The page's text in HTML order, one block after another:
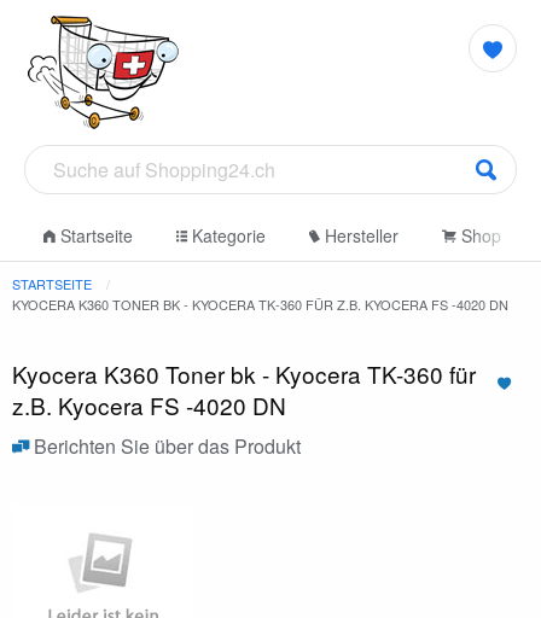
Startseite Kategorie Hersteller Shop
STARTSEITE
KYOCERA K360 TONER BK - KYOCERA TK-360 FÜR Z.B. KYOCERA FS -4020 DN
Kyocera K360 Toner bk - Kyocera TK-360 für
z.B. Kyocera FS -4020 DN
Berichten Sie über das Produkt